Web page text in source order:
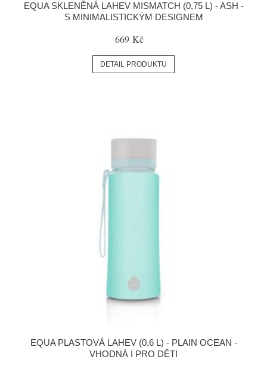
EQUA SKLENĚNÁ LAHEV MISMATCH (0,75 L) - ASH -
S MINIMALISTICKÝM DESIGNEM
669 Kč
DETAIL PRODUKTU
EQUA PLASTOVÁ LAHEV (0,6 L) - PLAIN OCEAN -
VHODNÁ I PRO DĚTI